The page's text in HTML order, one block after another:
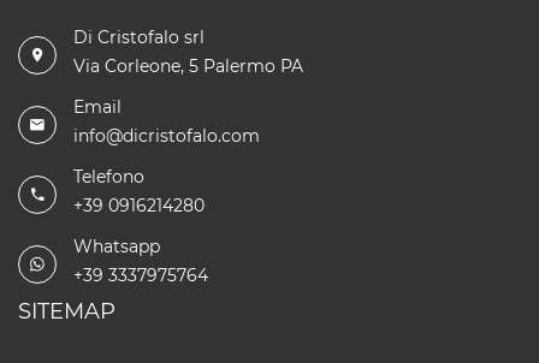
Di Cristofalo srl
Via Corleone, 5 Palermo PA
Email
info@dicristofalo.com
Telefono
+39 0916214280
Whatsapp
+39 3337975764
SITEMAP